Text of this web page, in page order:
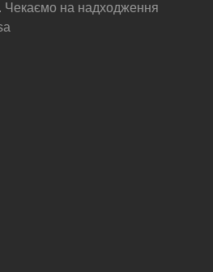
Чекаємо на надходження